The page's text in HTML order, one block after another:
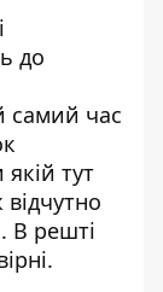
до
самий час
якій тут
В решті